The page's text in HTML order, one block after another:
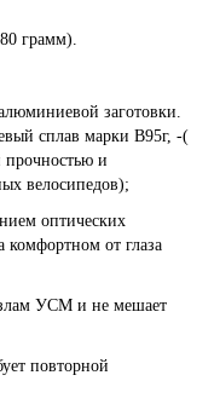
грамм).
заготовки.
сплав марки В95г, -(
прочностью и
велосипедов);
оптических
комфортном от глаза
УСМ и не мешает
повторной